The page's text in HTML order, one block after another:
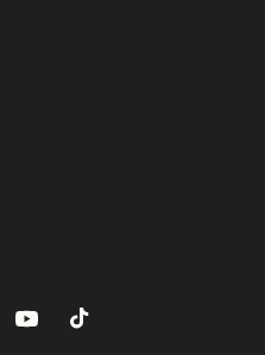
YouTubeTikTok